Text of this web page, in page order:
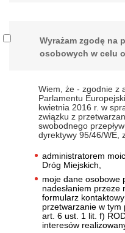
Wyrażam zgodę na
osobowych w celu
Wiem, że - zgodnie z
Parlamentu
kwietnia 2016 r. w
związku z
swobodnego
dyrektywy 95/46/WE,
administratorem
Dróg Miejskich,
moje dane osobowe
nadesłaniem
formularz
przetwarzanie w
art. 6 ust. 1 lit. f)
interesów